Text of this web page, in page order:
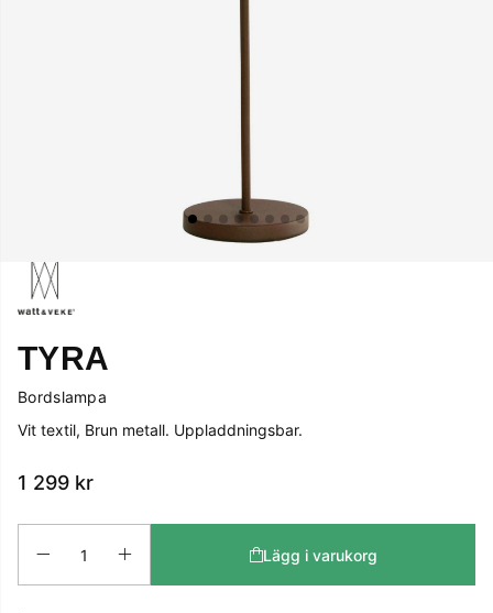
TYRA
Bordslampa
Vit textil, Brun metall. Uppladdningsbar.
1 299 kr
Lägg i varukorg